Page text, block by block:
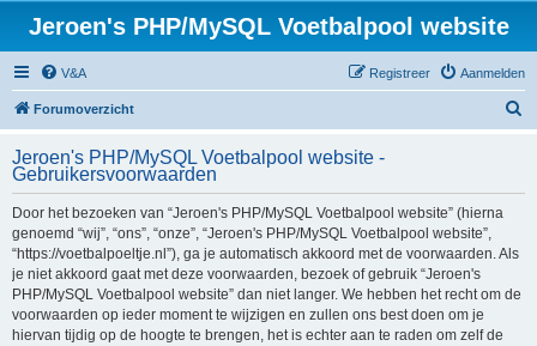
Jeroen's PHP/MySQL Voetbalpool website
V&A Aanmelden
Registreer
Forumoverzicht
k
Jeroen's PHP/MySQL Voetbalpool website -
Gebruikersvoorwaarden
Door het bezoeken van “Jeroen's PHP/MySQL Voetbalpool website” (hierna
genoemd “wij”, “ons”, “onze”, “Jeroen's PHP/MySQL Voetbalpool website”,
“https://voetbalpoeltje.nl”), ga je automatisch akkoord met de voorwaarden. Als
je niet akkoord gaat met deze voorwaarden, bezoek of gebruik “Jeroen's
PHP/MySQL Voetbalpool website” dan niet langer. We hebben het recht om de
voorwaarden op ieder moment te wijzigen en zullen ons best doen om je
hiervan tijdig op de hoogte te brengen, het is echter aan te raden om zelf de